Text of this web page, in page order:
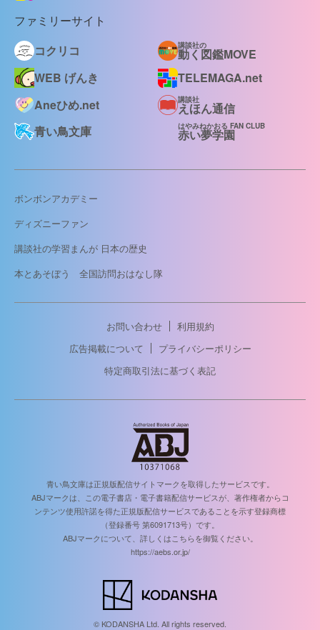
ファミリーサイト
コクリコ
講談社の
動く図鑑MOVE
WEB げんき
TELEMAGA.net
Aneひめ.net
講談社
えほん通信
青い鳥文庫
はやみねかおる FAN CLUB
赤い夢学園
ボンボンアカデミー
ディズニーファン
講談社の学習まんが 日本の歴史
本とあそぼう 全国訪問おはなし隊
お問い合わせ
利用規約
広告掲載について
プライバシーポリシー
特定商取引法に基づく表記
青い鳥文庫は正規版配信サイトマークを取得したサービスです。
ABJマークは、この電子書店・電子書籍配信サービスが、著作権者からコ
ンテンツ使用許諾を得た正規版配信サービスであることを示す登録商標
（登録番号 第6091713号）です。
ABJマークについて、詳しくはこちらを御覧ください。
https://aebs.or.jp/
© KODANSHA Ltd. All rights reserved.